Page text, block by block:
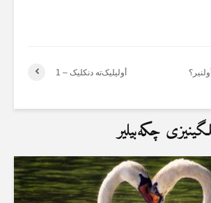
أولیلیک‌تە دنکلیک – 1
چکەبیلیر